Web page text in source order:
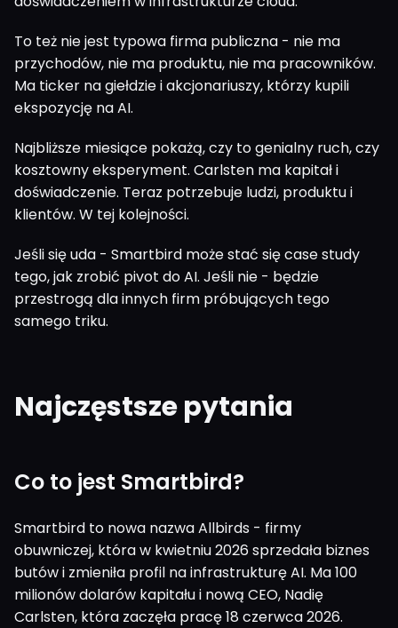
To też nie jest typowa firma publiczna - nie ma
przychodów, nie ma produktu, nie ma pracowników.
Ma ticker na giełdzie i akcjonariuszy, którzy kupili
ekspozycję na AI.
Najbliższe miesiące pokażą, czy to genialny ruch, czy
kosztowny eksperyment. Carlsten ma kapitał i
doświadczenie. Teraz potrzebuje ludzi, produktu i
klientów. W tej kolejności.
Jeśli się uda - Smartbird może stać się case study
tego, jak zrobić pivot do AI. Jeśli nie - będzie
przestrogą dla innych firm próbujących tego
samego triku.
Najczęstsze pytania
Co to jest Smartbird?
Smartbird to nowa nazwa Allbirds - firmy
obuwniczej, która w kwietniu 2026 sprzedała biznes
butów i zmieniła profil na infrastrukturę AI. Ma 100
milionów dolarów kapitału i nową CEO, Nadię
Carlsten, która zaczęła pracę 18 czerwca 2026.